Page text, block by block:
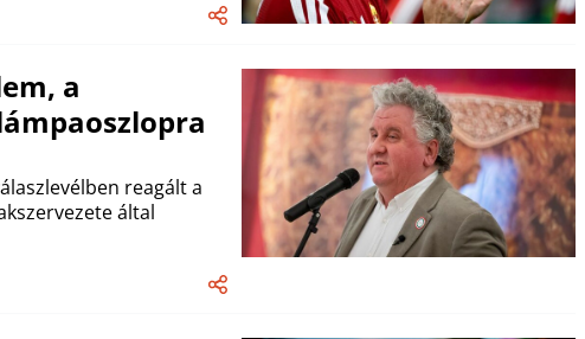
a
reagált a
által